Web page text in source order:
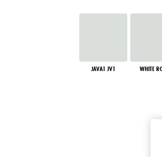
JAVA1 JV1 WHITE